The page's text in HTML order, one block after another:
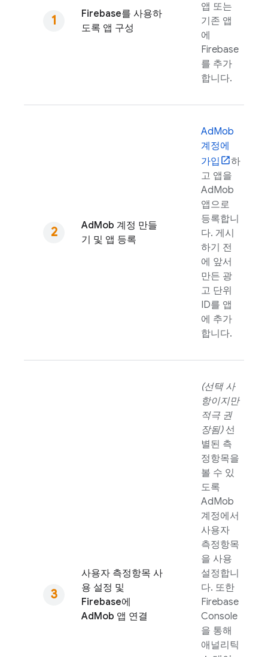
Firebase를 사용하
도록 앱 구성
앱 또는
기존 앱
에
Firebase
를 추가
합니다.
AdMob 계정 만들
기 및 앱 등록
AdMob
계정에
가입
하
고 앱을
AdMob
앱으로
등록합니
다. 게시
하기 전
에 앞서
만든 광
고 단위
ID를 앱
에 추가
합니다.
사용자 측정항목 사
용 설정 및
Firebase에
AdMob 앱 연결
(선택 사
항이지만
적극 권
장됨)선
별된 측
정항목을
볼 수 있
도록
AdMob
계정에서
사용자
측정항목
을 사용
설정합니
다. 또한
Firebase
Console
을 통해
애널리틱